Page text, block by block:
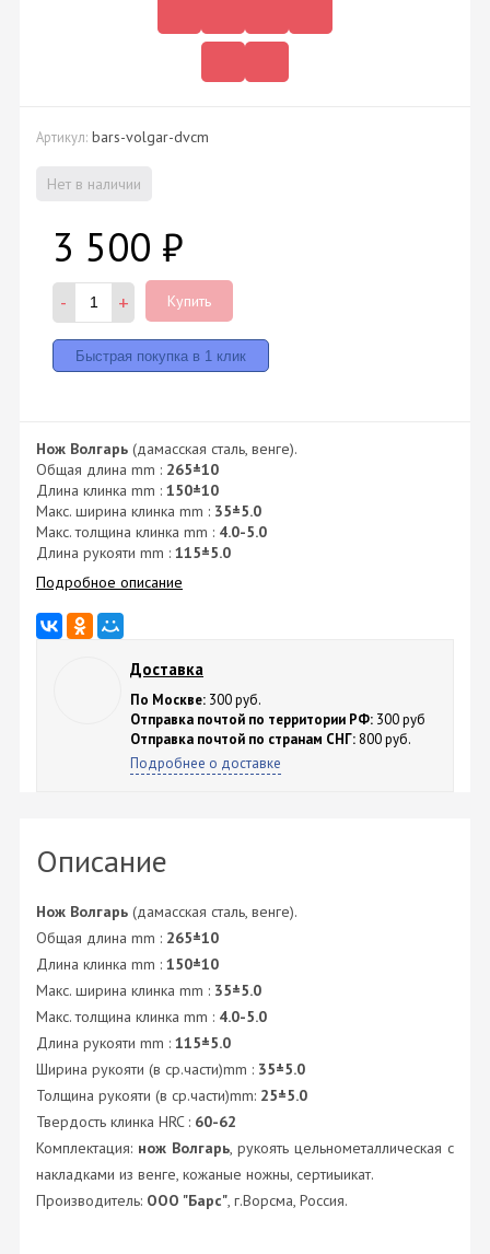
Артикул: bars-volgar-dvcm
Нет в наличии
3 500 ₽
- + Купить
Нож Волгарь (дамасская сталь, венге).
Общая длина mm : 265±10
Длина клинка mm : 150±10
Макс. ширина клинка mm : 35±5.0
Макс. толщина клинка mm : 4.0-5.0
Длина рукояти mm : 115±5.0
Подробное описание
Доставка
По Москве: 300 руб.
Отправка почтой по территории РФ: 300 руб
Отправка почтой по странам СНГ: 800 руб.
Подробнее о доставке
Описание
Нож Волгарь (дамасская сталь, венге).
Общая длина mm : 265±10
Длина клинка mm : 150±10
Макс. ширина клинка mm : 35±5.0
Макс. толщина клинка mm : 4.0-5.0
Длина рукояти mm : 115±5.0
Ширина рукояти (в ср.части)mm : 35±5.0
Толщина рукояти (в ср.части)mm: 25±5.0
Твердость клинка HRC : 60-62
Комплектация: нож Волгарь, рукоять цельнометаллическая с
накладками из венге, кожаные ножны, сертиыикат.
Производитель: ООО "Барс", г.Ворсма, Россия.